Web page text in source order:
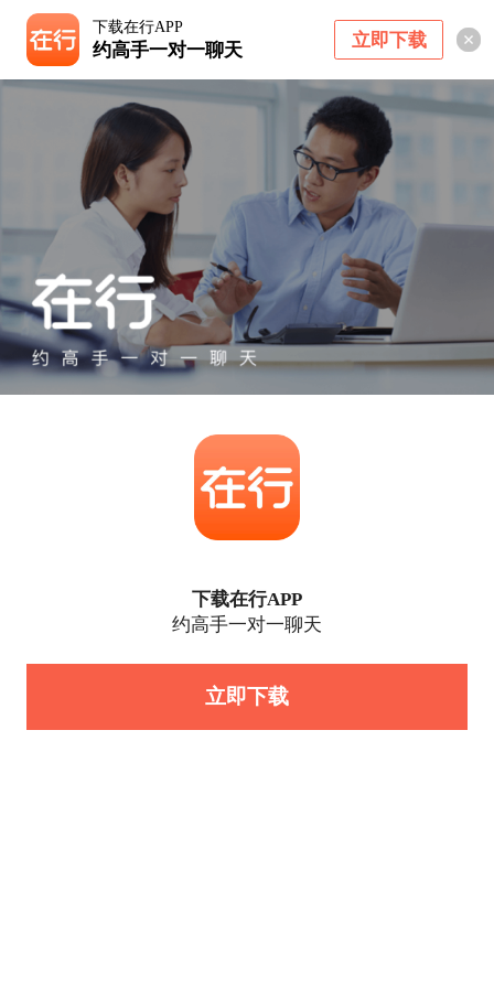
下载在行APP
约高手一对一聊天 立即下载
下载在行APP
约高手一对一聊天
立即下载